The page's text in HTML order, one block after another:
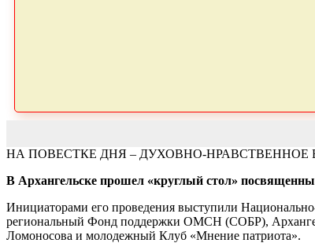
НА ПОВЕСТКЕ ДНЯ – ДУХОВНО-
В Архангельске прошел «круглый стол»
Инициаторами его проведения выступили
региональный Фонд поддержки ОМСН (СОБР),
Ломоносова и молодежный Клуб «Мнение патриота».